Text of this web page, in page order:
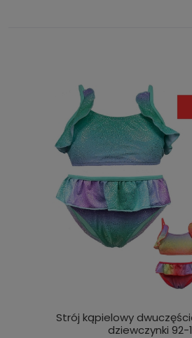
Strój kąpielowy
dziewczynki 92-